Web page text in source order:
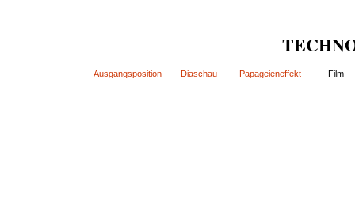
Ausgangsposition Diaschau Papageieneffekt Film